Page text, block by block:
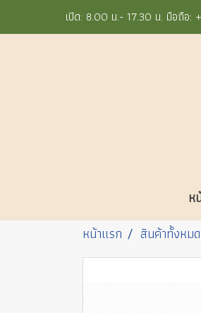
เปิด: 8.00 น.- 17.30 น. มือถือ
ห
หน้าแรก
สินค้าทั้งหมด